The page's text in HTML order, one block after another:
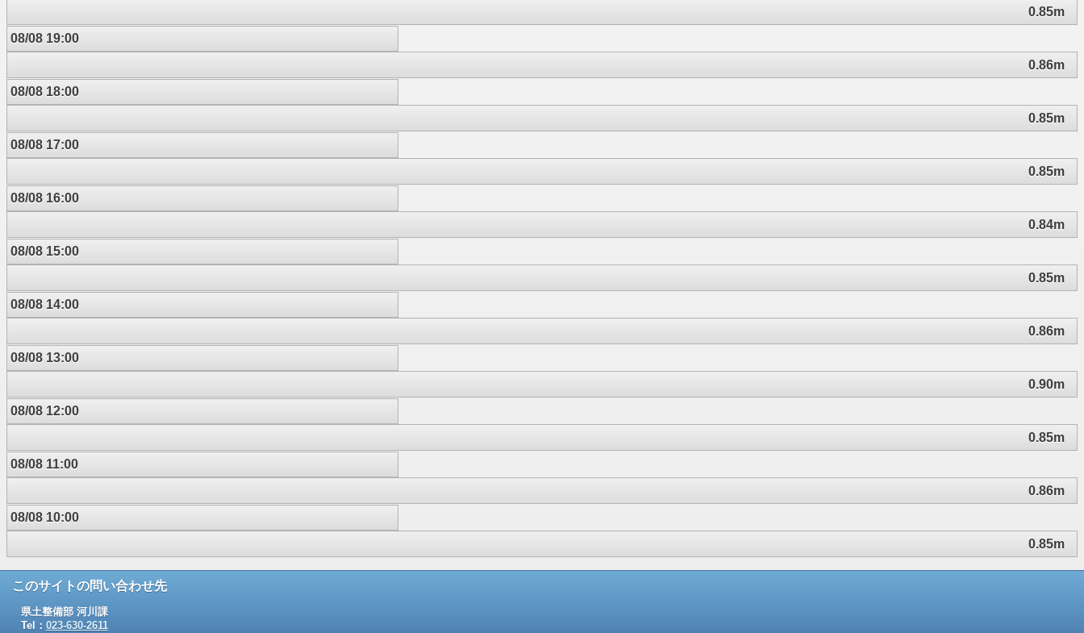
0.85m
08/08 19:00
0.86m
08/08 18:00
0.85m
08/08 17:00
0.85m
08/08 16:00
0.84m
08/08 15:00
0.85m
08/08 14:00
0.86m
08/08 13:00
0.90m
08/08 12:00
0.85m
08/08 11:00
0.86m
08/08 10:00
0.85m
このサイトの問い合わせ先
県土整備部 河川課
Tel： 023-630-2611